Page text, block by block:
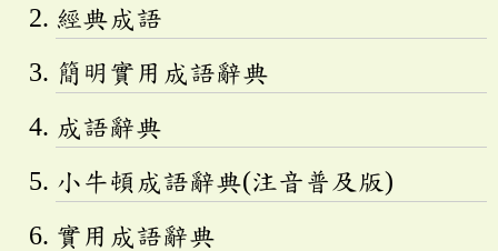
經典成語
簡明實用成語辭典
成語辭典
小牛頓成語辭典(注音普及版)
實用成語辭典